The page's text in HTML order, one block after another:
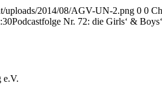
uploads/2014/08/AGV-UN-2.png 0 0
Podcastfolge Nr. 72: die Girls‘ &
e.V.